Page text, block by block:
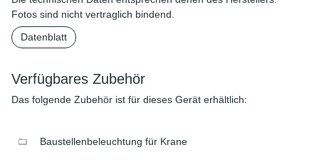
Fotos sind nicht vertraglich bindend.
Datenblatt
Verfügbares Zubehör
Das folgende Zubehör ist für dieses Gerät erhältlich:
Baustellenbeleuchtung für Krane